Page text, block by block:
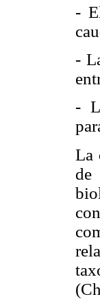
-
-
-
La
de